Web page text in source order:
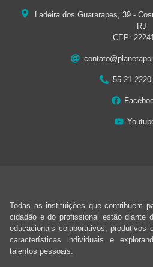
Ladeira dos Guararapes, 39 -
RJ
CEP:
55 21 2220
Todas as instituições que contribuem
cidadão e do profissional estão diante
educacionais colaborativos, produtivos
características individuais e
talentos pessoais.